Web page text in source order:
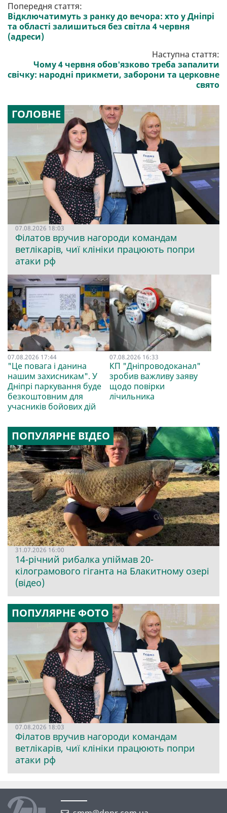
Попередня стаття:
Відключатимуть з ранку до вечора: хто у Дніпрі
та області залишиться без світла 4 червня
(адреси)
Наступна стаття:
Чому 4 червня обов'язково треба запалити
свічку: народні прикмети, заборони та церковне
свято
ГОЛОВНЕ
07.08.2026 18:03
Філатов вручив нагороди командам
ветлікарів, чиї клініки працюють попри
атаки рф
07.08.2026 17:44
"Це повага і данина
нашим захисникам". У
Дніпрі паркування буде
безкоштовним для
учасників бойових дій
07.08.2026 16:33
КП "Дніпроводоканал"
зробив важливу заяву
щодо повірки
лічильника
ПОПУЛЯРНЕ ВІДЕО
31.07.2026 16:00
14-річний рибалка упіймав 20-
кілограмового гіганта на Блакитному озері
(відео)
ПОПУЛЯРНЕ ФОТО
07.08.2026 18:03
Філатов вручив нагороди командам
ветлікарів, чиї клініки працюють попри
атаки рф